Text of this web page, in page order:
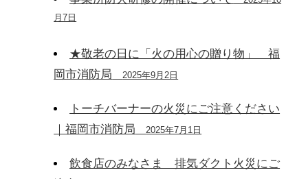
月7日
★敬老の日に「火の用心の贈り物」 福
岡市消防局
2025年9月2日
トーチバーナーの火災にご注意ください
｜福岡市消防局
2025年7月1日
飲食店のみなさま 排気ダクト火災にご